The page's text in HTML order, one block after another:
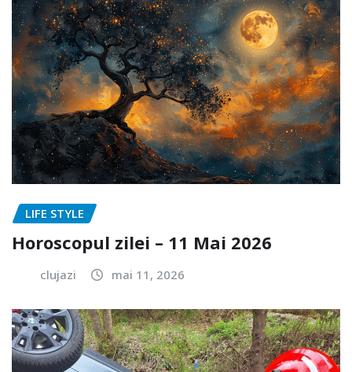
LIFE STYLE
Horoscopul zilei – 11 Mai 2026
clujazi mai 11, 2026